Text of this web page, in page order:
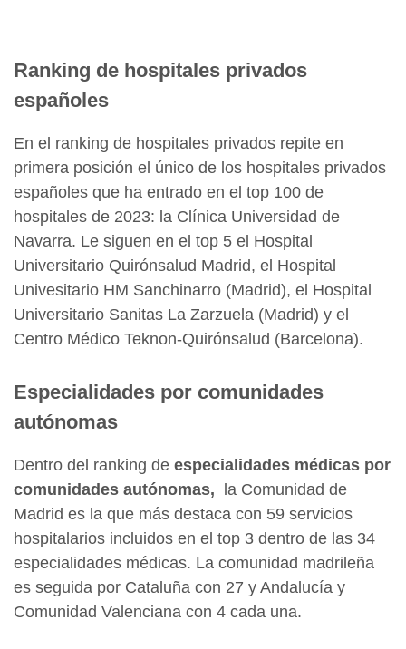
Ranking de hospitales privados
españoles
En el ranking de hospitales privados repite en
primera posición el único de los hospitales privados
españoles que ha entrado en el top 100 de
hospitales de 2023: la Clínica Universidad de
Navarra. Le siguen en el top 5 el Hospital
Universitario Quirónsalud Madrid, el Hospital
Univesitario HM Sanchinarro (Madrid), el Hospital
Universitario Sanitas La Zarzuela (Madrid) y el
Centro Médico Teknon-Quirónsalud (Barcelona).
Especialidades por comunidades
autónomas
Dentro del ranking de especialidades médicas por
comunidades autónomas, la Comunidad de
Madrid es la que más destaca con 59 servicios
hospitalarios incluidos en el top 3 dentro de las 34
especialidades médicas. La comunidad madrileña
es seguida por Cataluña con 27 y Andalucía y
Comunidad Valenciana con 4 cada una.